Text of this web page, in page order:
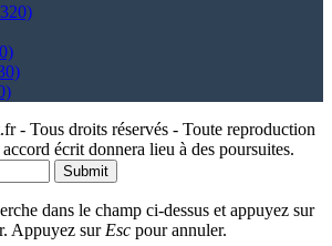
- Tous droits réservés - Toute reproduction
écrit donnera lieu à des poursuites.
Submit
dans le champ ci-dessus et appuyez sur
Appuyez sur Esc pour annuler.